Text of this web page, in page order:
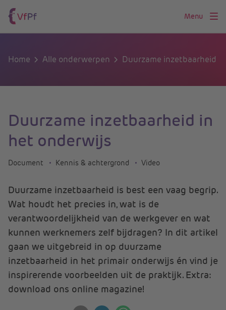
Menu
Home Alle onderwerpen Duurzame inzetbaarheid
Duurzame inzetbaarheid in
het onderwijs
Document Kennis & achtergrond Video
Duurzame inzetbaarheid is best een vaag begrip.
Wat houdt het precies in, wat is de
verantwoordelijkheid van de werkgever en wat
kunnen werknemers zelf bijdragen? In dit artikel
gaan we uitgebreid in op duurzame
inzetbaarheid in het primair onderwijs én vind je
inspirerende voorbeelden uit de praktijk. Extra:
download ons online magazine!